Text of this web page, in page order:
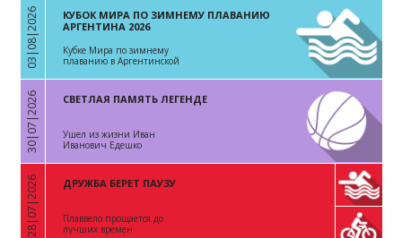
«
03|08|2026
КУБОК МИРА ПО ЗИМНЕМУ ПЛАВАНИЮ
АРГЕНТИНА 2026
Кубке Мира по зимнему
плаванию в Аргентинской
«
30|07|2026 СВЕТЛАЯ ПАМЯТЬ ЛЕГЕНДЕ
Ушел из жизни Иван
Иванович Едешко
«
28|07|2026 ДРУЖБА БЕРЕТ ПАУЗУ
Плаввело прощается до
лучших времен